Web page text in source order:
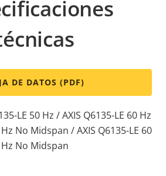
DE DATOS (PDF)
LE 50 Hz / AXIS Q6135-LE 60 Hz
No Midspan / AXIS Q6135-LE 60
Hz No Midspan